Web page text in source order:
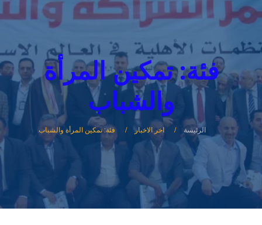
فئة: تمكين المرأة
والشباب
الرئيسة اخر الاخبار فئة: تمكين المرأة والشباب